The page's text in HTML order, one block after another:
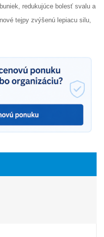
redukujúce bolesť svalu a
tejpy zvýšenú lepiacu silu,